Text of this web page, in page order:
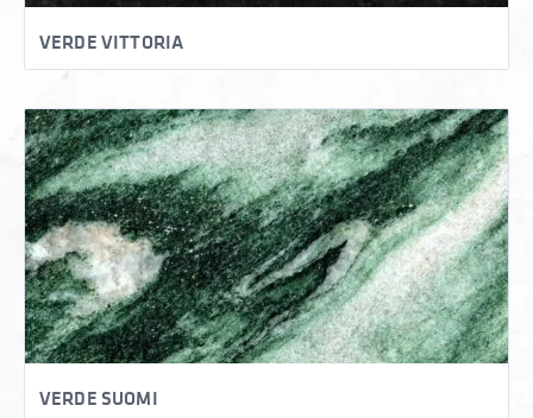
VERDE VITTORIA
VERDE SUOMI